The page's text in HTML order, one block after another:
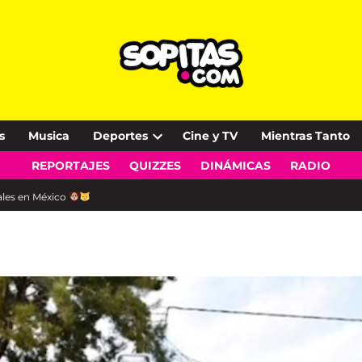
Musica Deportes
Open
dropdown
Cine y TV Mientras Tanto
REPORTAJES QUIZZES DINÁMICAS RADIO
en México